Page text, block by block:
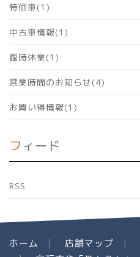
特価車(1)
中古車情報(1)
臨時休業(1)
営業時間のお知らせ(4)
お買い得情報(1)
フィード
RSS
ホーム 店舗マップ